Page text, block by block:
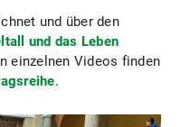
und über den
und das Leben
einzelnen Videos finden
.